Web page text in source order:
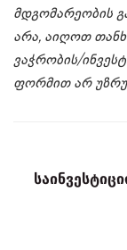
მდგომარეობის
არა, აიღოთ
ვაჭრობის/
ფორმით არ